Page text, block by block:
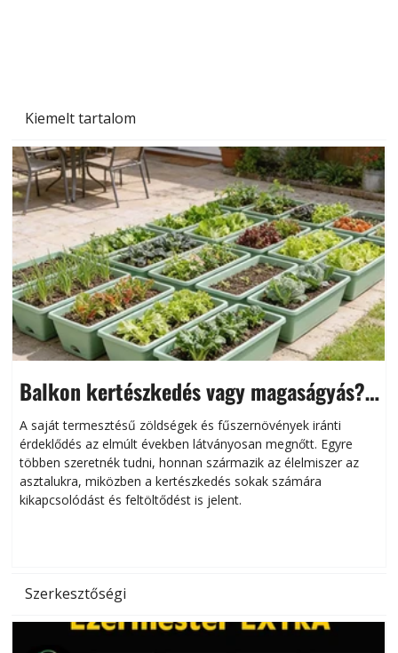
Kiemelt tartalom
Balkon kertészkedés vagy magaságyás?
Helytakarékos kertészkedés
A saját termesztésű zöldségek és fűszernövények iránti
érdeklődés az elmúlt években látványosan megnőtt. Egyre
többen szeretnék tudni, honnan származik az élelmiszer az
asztalukra, miközben a kertészkedés sokak számára
kikapcsolódást és feltöltődést is jelent.
Szerkesztőségi